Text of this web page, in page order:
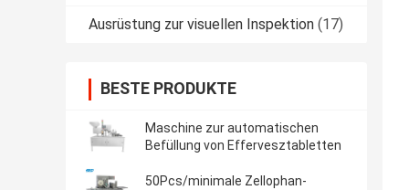
Ausrüstung zur visuellen Inspektion (17)
BESTE PRODUKTE
Maschine zur automatischen
Befüllung von Effervesztabletten
50Pcs/minimale Zellophan-